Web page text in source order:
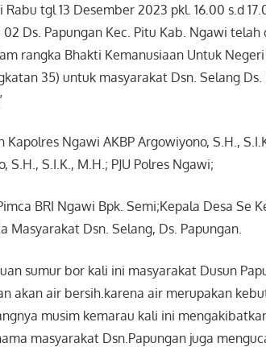
Rabu tgl 13 Desember 2023 pkl. 16.00 s.d
Ds. Papungan Kec. Pitu Kab. Ngawi telah
rangka Bhakti Kemanusiaan Untuk
35) untuk masyarakat Dsn. Selang Ds.
Kapolres Ngawi AKBP Argowiyono, S.H.,
S.I.K., M.H.; PJU Polres Ngawi;
BRI Ngawi Bpk. Semi;Kepala Desa Se
Dsn. Selang, Ds. Papungan.
sumur bor kali ini masyarakat Dusun
akan air bersih.karena air merupakan
musim kemarau kali ini
masyarakat Dsn.Papungan juga